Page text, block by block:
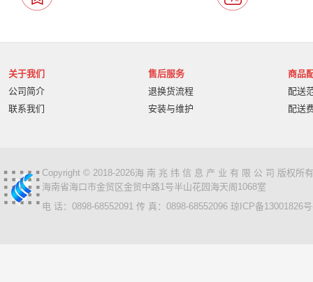
关于我们
公司简介
联系我们
售后服务
退换货流程
安装与维护
商品
配送
配送
Copyright © 2018-2026海 南 兆 纬 信 息 产 业 有 限 公 司 版权所
海南省海口市金贸区金贸中路1号半山花园海天阁1068室
电 话：0898-68552091 传 真：0898-68552096 琼ICP备13001826